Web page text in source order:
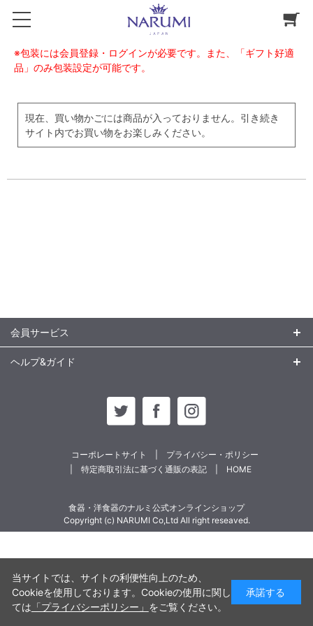
※包装には会員登録・ログインが必要です。また、「ギフト好適
品」のみ包装設定が可能です。
現在、買い物かごには商品が入っておりません。引き続き
サイト内でお買い物をお楽しみください。
会員サービス
ヘルプ&ガイド
コーポレートサイト
プライバシー・ポリシー
特定商取引法に基づく通販の表記
HOME
食器・洋食器のナルミ公式オンラインショップ
Copyright (c) NARUMI Co,Ltd All right reseaved.
当サイトでは、サイトの利便性向上のため、
Cookieを使用しております。Cookieの使用に関し
ては 「プライバシーポリシー」 をご覧ください。
承諾する